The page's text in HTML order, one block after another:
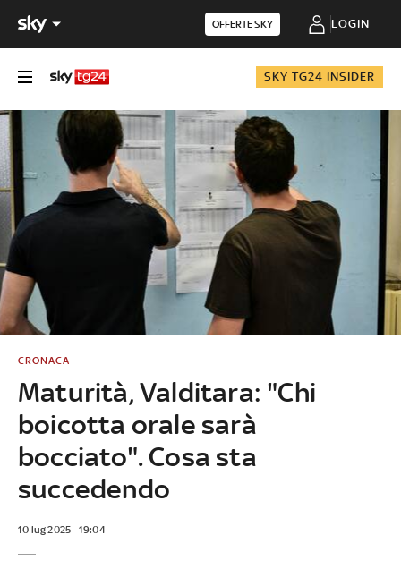
OFFERTE SKY LOGIN
SKY TG24 INSIDER
Maturità, Valditara: "Chi
boicotta orale sarà
bocciato". Cosa sta
succedendo
CRONACA
10 lug 2025 - 19:04